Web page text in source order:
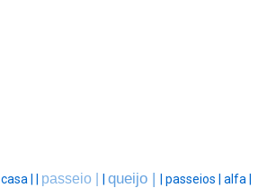
casa | | passeio | | queijo | | passeios | alfa |